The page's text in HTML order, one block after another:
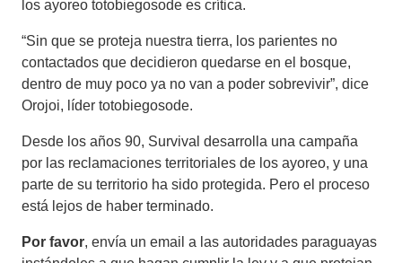
los ayoreo totobiegosode es crítica.
“Sin que se proteja nuestra tierra, los parientes no
contactados que decidieron quedarse en el bosque,
dentro de muy poco ya no van a poder sobrevivir”, dice
Orojoi, líder totobiegosode.
Desde los años 90, Survival desarrolla una campaña
por las reclamaciones territoriales de los ayoreo, y una
parte de su territorio ha sido protegida. Pero el proceso
está lejos de haber terminado.
Por favor, envía un email a las autoridades paraguayas